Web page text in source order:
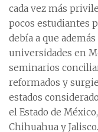
cada vez más
pocos estudiantes
debía a que
universidades en
seminarios
reformados y
estados
el Estado de
Chihuahua y Jalisco.